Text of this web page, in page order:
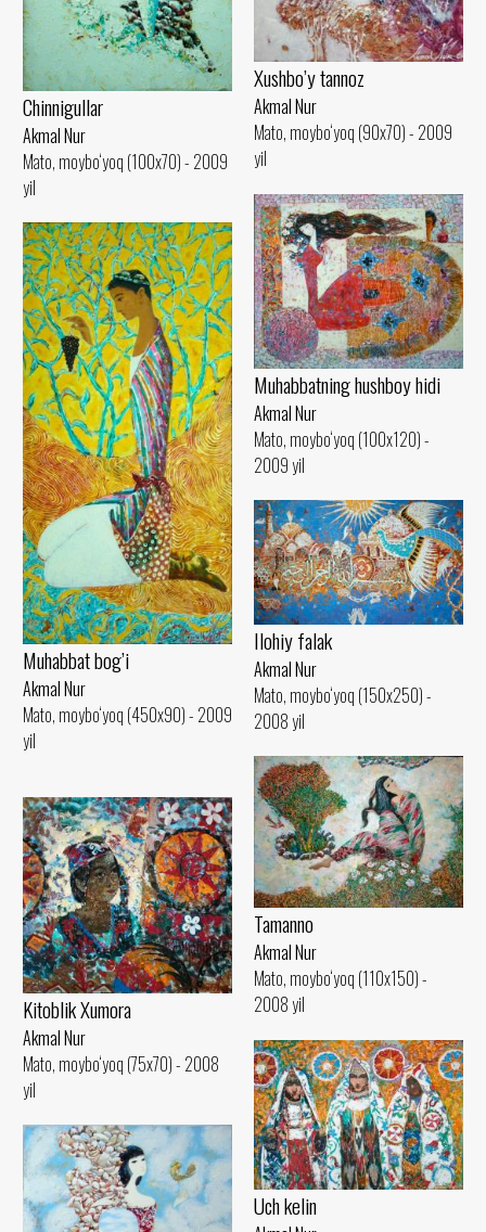
Chinnigullar
Akmal Nur
Mato, moybo‘yoq (100x70) - 2009
yil
Xushbo’y tannoz
Akmal Nur
Mato, moybo‘yoq (90x70) - 2009
yil
Muhabbatning hushboy hidi
Akmal Nur
Mato, moybo‘yoq (100x120) -
2009 yil
Muhabbat bog’i
Akmal Nur
Mato, moybo‘yoq (450x90) - 2009
yil
Ilohiy falak
Akmal Nur
Mato, moybo‘yoq (150x250) -
2008 yil
Tamanno
Akmal Nur
Mato, moybo‘yoq (110x150) -
2008 yil
Kitoblik Xumora
Akmal Nur
Mato, moybo‘yoq (75x70) - 2008
yil
Uch kelin